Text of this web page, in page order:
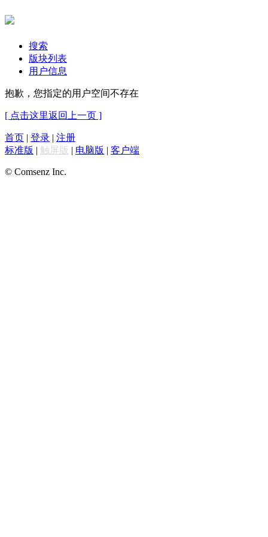
搜索
版块列表
用户信息
抱歉，您指定的用户空间不存在
[ 点击这里返回上一页 ]
首页 | 登录 | 注册
标准版 | 触屏版 | 电脑版 | 客户端
© Comsenz Inc.